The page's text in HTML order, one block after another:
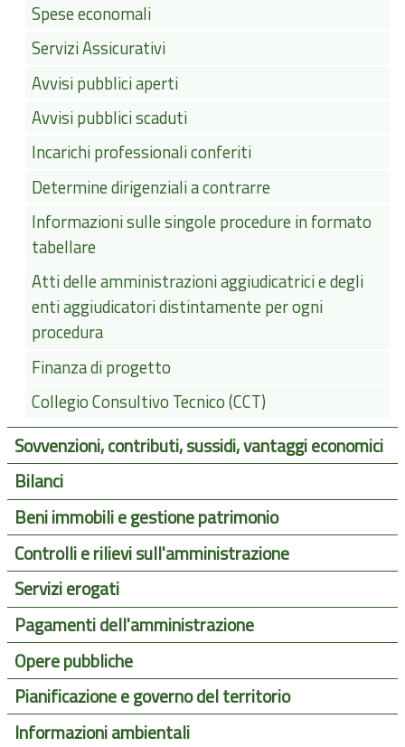
Spese economali
Servizi Assicurativi
Avvisi pubblici aperti
Avvisi pubblici scaduti
Incarichi professionali conferiti
Determine dirigenziali a contrarre
Informazioni sulle singole procedure in formato
tabellare
Atti delle amministrazioni aggiudicatrici e degli
enti aggiudicatori distintamente per ogni
procedura
Finanza di progetto
Collegio Consultivo Tecnico (CCT)
Sovvenzioni, contributi, sussidi, vantaggi economici
Bilanci
Beni immobili e gestione patrimonio
Controlli e rilievi sull'amministrazione
Servizi erogati
Pagamenti dell'amministrazione
Opere pubbliche
Pianificazione e governo del territorio
Informazioni ambientali